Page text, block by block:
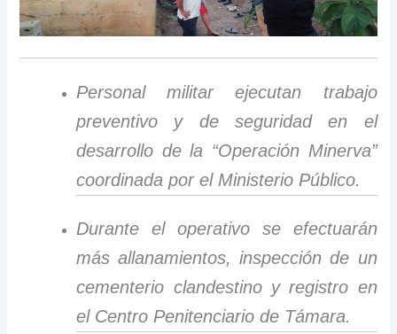
Personal militar ejecutan trabajo
preventivo y de seguridad en el
desarrollo de la “Operación Minerva”
coordinada por el Ministerio Público.
Durante el operativo se efectuarán
más allanamientos, inspección de un
cementerio clandestino y registro en
el Centro Penitenciario de Támara.